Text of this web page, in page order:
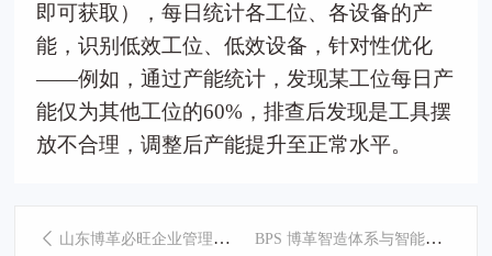
即可获取），每日统计各工位、各设备的产
能，识别低效工位、低效设备，针对性优化
——例如，通过产能统计，发现某工位每日产
能仅为其他工位的60%，排查后发现是工具摆
放不合理，调整后产能提升至正常水平。
山东博革必旺企业管理咨询：以精益智构，领航山东智能工厂规划新征程 BPS 博革智造体系与智能工厂规划的关联